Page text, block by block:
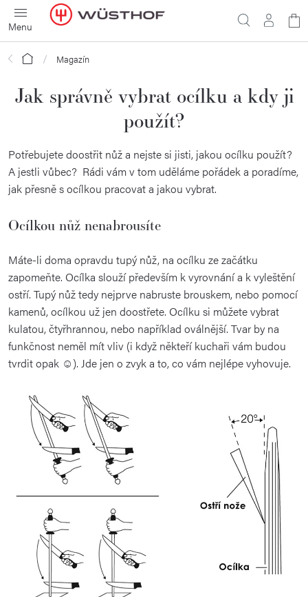
Přejít
na
obsah
Domů Magazín
Jak správně vybrat ocílku a kdy ji
použít?
Potřebujete doostřit nůž a nejste si jisti, jakou ocílku použít?
A jestli vůbec? Rádi vám v tom uděláme pořádek a poradíme,
jak přesně s ocílkou pracovat a jakou vybrat.
Ocílkou nůž nenabrousíte
Máte-li doma opravdu tupý nůž, na ocílku ze začátku
zapomeňte. Ocílka slouží především k vyrovnání a k vyleštění
ostří. Tupý nůž tedy nejprve nabruste brouskem, nebo pomocí
kamenů, ocílkou už jen doostřete. Ocílku si můžete vybrat
kulatou, čtyřhrannou, nebo například oválnější. Tvar by na
funkčnost neměl mít vliv (i když někteří kuchaři vám budou
tvrdit opak ☺). Jde jen o zvyk a to, co vám nejlépe vyhovuje.